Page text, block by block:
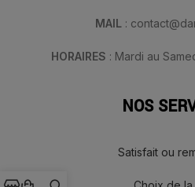
MAIL :
HORAIRES : Mardi au
NOS
Satisfait ou